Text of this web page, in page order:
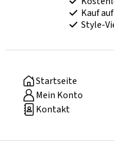
Kauf
Style-
Startseite
Mein Konto
Kontakt